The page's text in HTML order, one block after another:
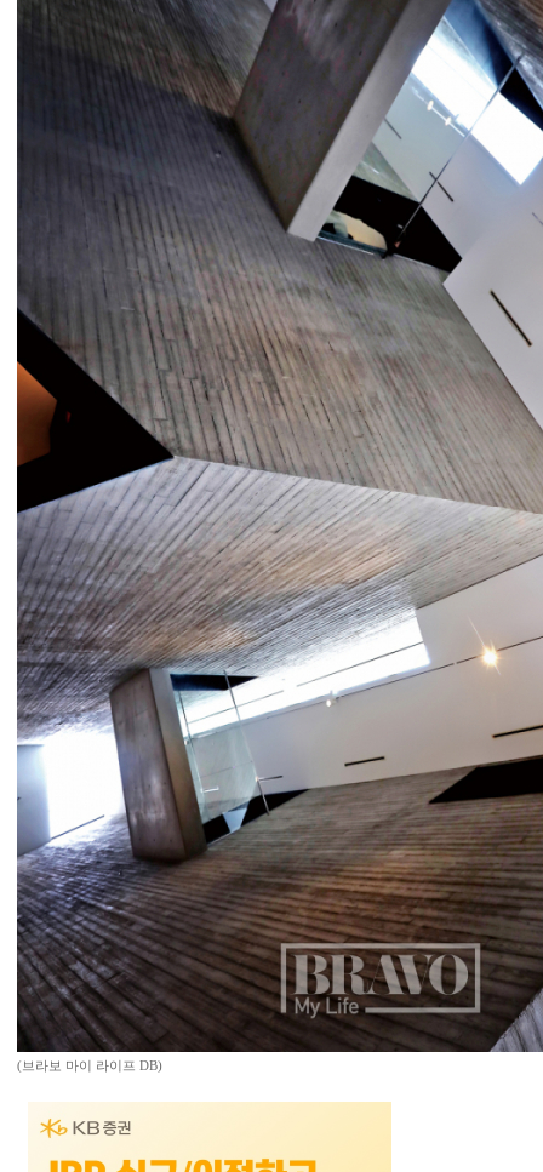
(브라보 마이 라이프 DB)